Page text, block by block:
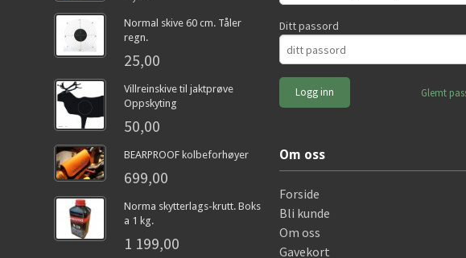
Normal skive 60 cm. Tåler
regn.
25,00
Villreinskive til jaktprøve
Oppskyting
50,00
BEARPROOF kolbeforhøyer
699,00
Norma skytterlags-krutt. Boks
a 1 kg.
1 199,00
Ditt passord
Glemt
Om oss
Forside
Bli kunde
Om oss
Gavekort